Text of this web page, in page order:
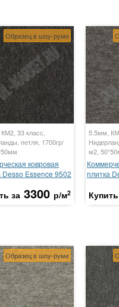
Образец в шоу-руме
33 класс,
петля, 1700гр/
ковровая
Desso Essence 9502
за 3300 р/м2
5.5мм,
м2,
плитка
Образец в шоу-руме